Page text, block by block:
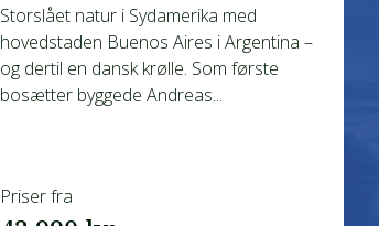
Storslået natur i Sydamerika med
hovedstaden Buenos Aires i Argentina –
og dertil en dansk krølle. Som første
bosætter byggede Andreas...
Priser fra